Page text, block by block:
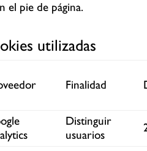
el pie de página.
utilizadas
Finalidad
Distinguir
usuarios